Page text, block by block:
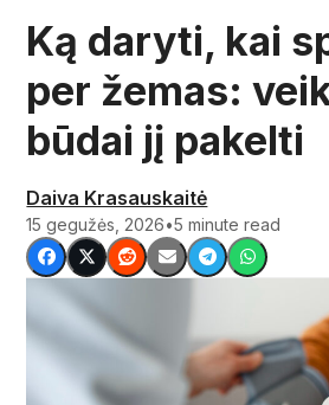
Ką daryti, kai
per žemas:
būdai jį pakelti
Daiva Krasauskaitė
15 gegužės, 2026•5 minute read